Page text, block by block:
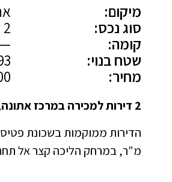
מיקום:
סוג נכס:
קומה:
—
שטח בנוי:
מחיר:
2 דירות למכירה במרכז אתונה,
מ"ר, במרחק הליכה קצר אל